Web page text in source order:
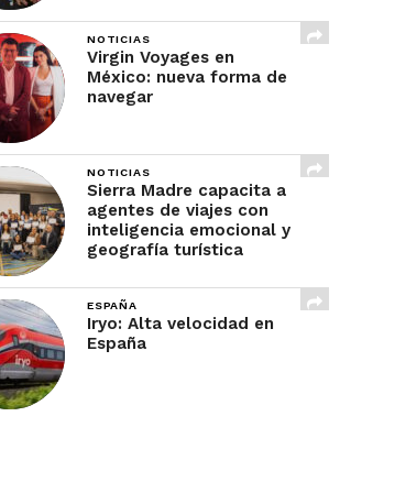
NOTICIAS
Virgin Voyages en
México: nueva forma de
navegar
NOTICIAS
Sierra Madre capacita a
agentes de viajes con
inteligencia emocional y
geografía turística
ESPAÑA
Iryo: Alta velocidad en
España